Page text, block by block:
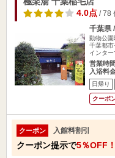
4.0点/ 78
千葉県
動物公
千葉都市
インター
営業時
入浴料
日帰り
クーポ
クーポン 入館料割引
クーポン提示で5％OFF！